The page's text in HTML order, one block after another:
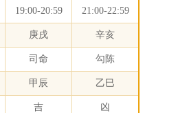
19:00-20:59 21:00-22:59
庚戌 辛亥
司命 勾陈
甲辰 乙巳
吉 凶